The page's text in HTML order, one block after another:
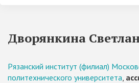
Дворянкина
Рязанский институт (филиал)
политехнического университета,